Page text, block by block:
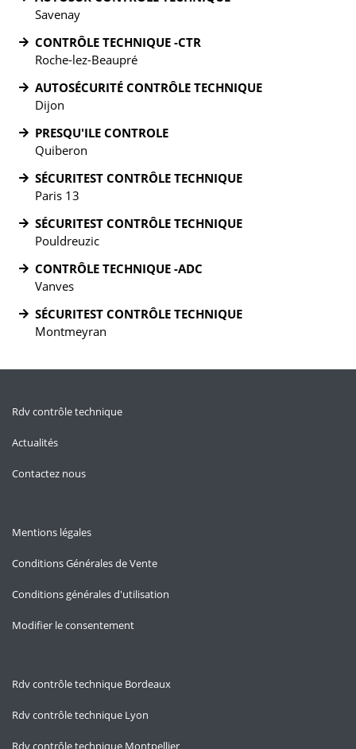
Savenay
CONTRÔLE TECHNIQUE -CTR
Roche-lez-Beaupré
AUTOSÉCURITÉ CONTRÔLE TECHNIQUE
Dijon
PRESQU'ILE CONTROLE
Quiberon
SÉCURITEST CONTRÔLE TECHNIQUE
Paris 13
SÉCURITEST CONTRÔLE TECHNIQUE
Pouldreuzic
CONTRÔLE TECHNIQUE -ADC
Vanves
SÉCURITEST CONTRÔLE TECHNIQUE
Montmeyran
Rdv contrôle technique
Actualités
Contactez nous
Mentions légales
Conditions Générales de Vente
Conditions générales d'utilisation
Modifier le consentement
Rdv contrôle technique Bordeaux
Rdv contrôle technique Lyon
Rdv contrôle technique Montpellier